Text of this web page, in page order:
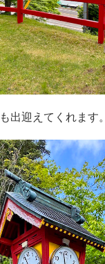
出迎えてくれます。